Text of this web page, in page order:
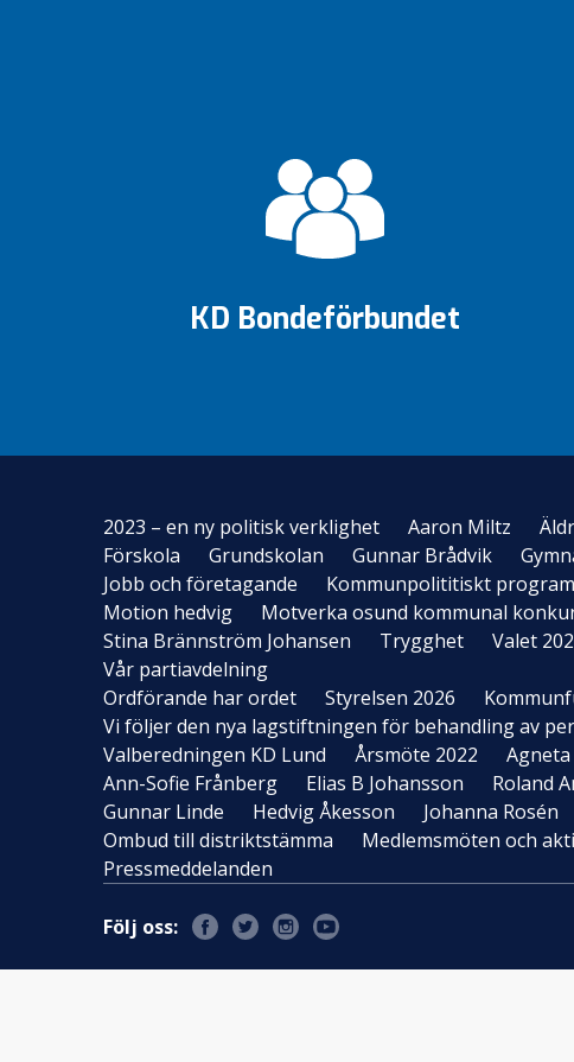
KD Bondeförbundet
2023 – en ny politisk verklighet Aaron Miltz
Förskola
Grundskolan Gunnar Brådvik
Jobb och företagande
Kommunpolititiskt program
Motion hedvig
Motverka osund kommunal
Stina Brännström Johansen
Trygghet
Valet
Vår partiavdelning
Ordförande har ordet
Styrelsen 2026
Vi följer den nya lagstiftningen för behandling av
Valberedningen KD Lund
Årsmöte 2022
Ann-Sofie Frånberg
Elias B Johansson Roland
Gunnar Linde
Hedvig Åkesson Johanna Rosén
Ombud till distriktstämma
Medlemsmöten och
Pressmeddelanden
Följ oss: